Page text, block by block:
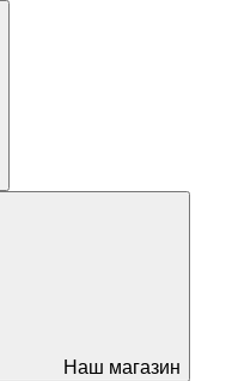
Наш магазин